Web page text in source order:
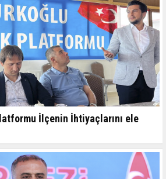
İlçenin İhtiyaçlarını ele